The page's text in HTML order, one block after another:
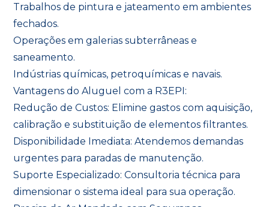
Trabalhos de pintura e jateamento em ambientes
fechados.
Operações em galerias subterrâneas e
saneamento.
Indústrias químicas, petroquímicas e navais.
Vantagens do Aluguel com a R3EPI:
Redução de Custos: Elimine gastos com aquisição,
calibração e substituição de elementos filtrantes.
Disponibilidade Imediata: Atendemos demandas
urgentes para paradas de manutenção.
Suporte Especializado: Consultoria técnica para
dimensionar o sistema ideal para sua operação.